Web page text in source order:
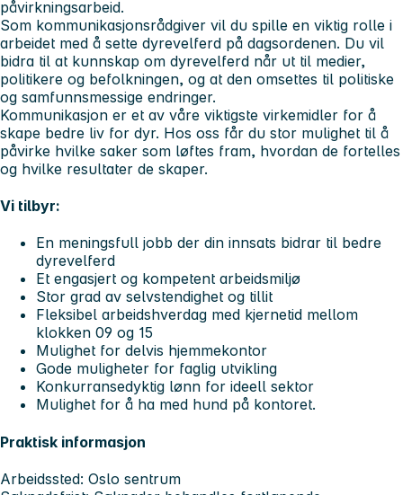
påvirkningsarbeid.
Som kommunikasjonsrådgiver vil du spille en viktig rolle i
arbeidet med å sette dyrevelferd på dagsordenen. Du vil
bidra til at kunnskap om dyrevelferd når ut til medier,
politikere og befolkningen, og at den omsettes til politiske
og samfunnsmessige endringer.
Kommunikasjon er et av våre viktigste virkemidler for å
skape bedre liv for dyr. Hos oss får du stor mulighet til å
påvirke hvilke saker som løftes fram, hvordan de fortelles
og hvilke resultater de skaper.
Vi tilbyr:
En meningsfull jobb der din innsats bidrar til bedre
dyrevelferd
Et engasjert og kompetent arbeidsmiljø
Stor grad av selvstendighet og tillit
Fleksibel arbeidshverdag med kjernetid mellom
klokken 09 og 15
Mulighet for delvis hjemmekontor
Gode muligheter for faglig utvikling
Konkurransedyktig lønn for ideell sektor
Mulighet for å ha med hund på kontoret.
Praktisk informasjon
Arbeidssted: Oslo sentrum